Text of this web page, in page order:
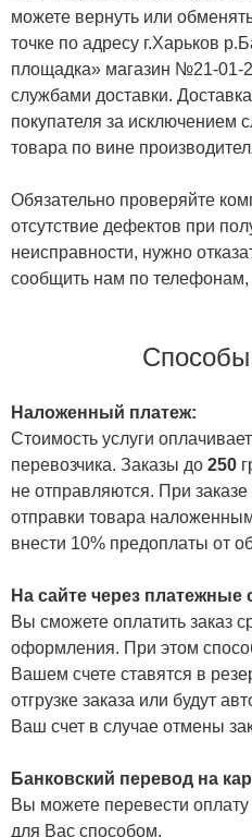
можете вернуть или
точке по адресу г.Харьков
площадка» магазин №21-01-
службами доставки.
покупателя за исключением
товара по вине
Обязательно проверяйте
отсутствие дефектов при
неисправности, нужно
сообщить нам по телефонам,
Наложенный платеж:
Стоимость услуги
перевозчика. Заказы до 250
не отправляются. При
отправки товара
внести 10% предоплаты от
На сайте через платежные
Вы сможете оплатить заказ
оформления. При этом
Вашем счете ставятся в
отгрузке заказа или будут
Ваш счет в случае отмены
Банковский перевод на
Вы можете перевести
для Вас способом.